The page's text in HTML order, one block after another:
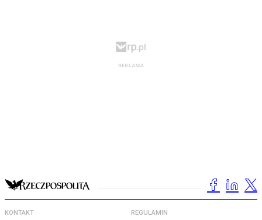
KONTAKT REGULAMIN